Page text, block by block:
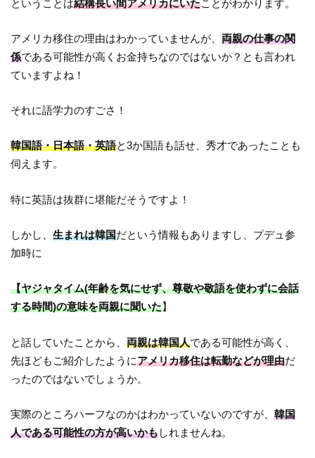
ということは結構長い間アメリカにいたことがわかります。
アメリカ移住の理由はわかっていませんが、両親の仕事の関
係である可能性が高くお金持ちなのではないか？とも言われ
ていますよね！
それに語学力のすごさ！
韓国語・日本語・英語と3か国語も話せ、秀才であったことも
伺えます。
特に英語は抜群に堪能だそうですよ！
しかし、生まれは韓国だという情報もありますし、プデュ参
加時に
【ヤジャタイム(年齢を気にせず、尊敬や敬語を使わずに会話
する時間)の意味を両親に聞いた】
と話していたことから、両親は韓国人である可能性が高く、
先ほどもご紹介したようにアメリカ移住は転勤などが理由だ
ったのではないでしょうか。
実際のところハーフなのかはわかっていないのですが、韓国
人である可能性の方が高いかもしれませんね。